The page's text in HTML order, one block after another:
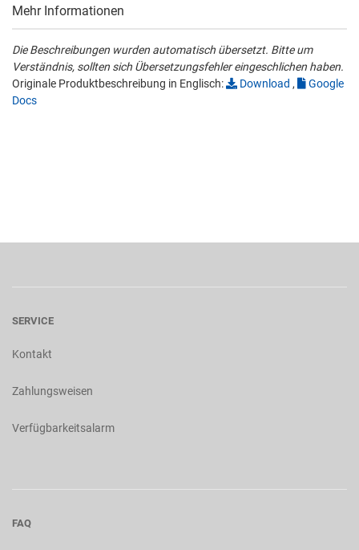
Mehr Informationen
Die Beschreibungen wurden automatisch übersetzt. Bitte um
Verständnis, sollten sich Übersetzungsfehler eingeschlichen haben.
Originale Produktbeschreibung in Englisch:
Download ,
Google
Docs
SERVICE
Kontakt
Zahlungsweisen
Verfügbarkeitsalarm
FAQ